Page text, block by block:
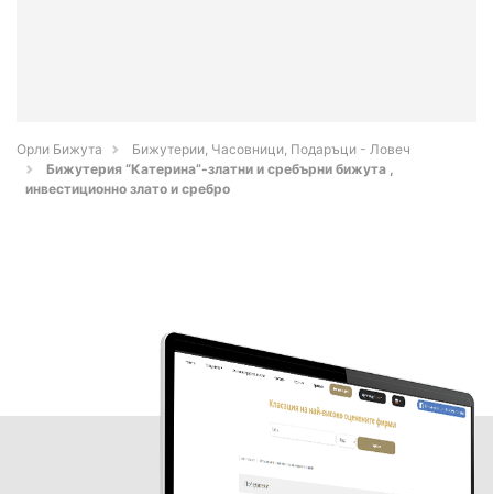
Орли Бижута
Бижутерии, Часовници, Подаръци - Ловеч
Бижутерия “Катерина”-златни и сребърни бижута ,
инвестиционно злато и сребро